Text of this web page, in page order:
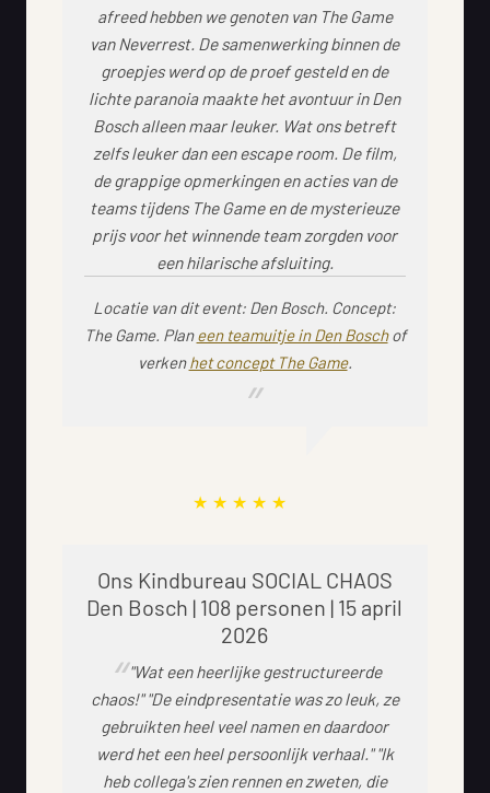
afreed hebben we genoten van The Game
van Neverrest. De samenwerking binnen de
groepjes werd op de proef gesteld en de
lichte paranoia maakte het avontuur in Den
Bosch alleen maar leuker. Wat ons betreft
zelfs leuker dan een escape room. De film,
de grappige opmerkingen en acties van de
teams tijdens The Game en de mysterieuze
prijs voor het winnende team zorgden voor
een hilarische afsluiting.
Locatie van dit event: Den Bosch. Concept:
The Game. Planeen teamuitje in Den Boschof
verkenhet concept The Game.
Ons Kindbureau SOCIAL CHAOS
Den Bosch | 108 personen | 15 april
2026
"Wat een heerlijke gestructureerde
chaos!" "De eindpresentatie was zo leuk, ze
gebruikten heel veel namen en daardoor
werd het een heel persoonlijk verhaal." "Ik
heb collega's zien rennen en zweten, die